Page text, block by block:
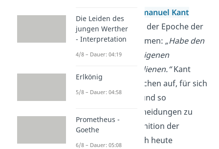
Immanuel Kant
fasst dieses Motto der Epoche der
Aufklärung zusammen:„Habe den
Mut, dich deines eigenen
Verstandes zu bedienen.“Kant
forderte die Menschen auf, für sich
selbst zu denken und so
vernünftige Entscheidungen zu
treffen. Seine Definition der
Aufklärung ist noch heute
Die Leiden des
jungen Werther
- Interpretation
4/8 – Dauer: 04:19
Erlkönig
5/8 – Dauer: 04:58
Prometheus -
Goethe
6/8 – Dauer: 05:08